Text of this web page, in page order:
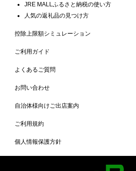
JRE MALLふるさと納税の使い方
人気の返礼品の見つけ方
控除上限額シミュレーション
ご利用ガイド
よくあるご質問
お問い合わせ
自治体様向けご出店案内
ご利用規約
個人情報保護方針